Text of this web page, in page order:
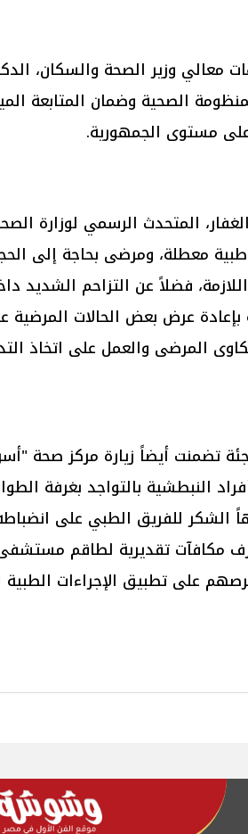
معالي وزير الصحة والسكان،
الصحية وضمان المتابعة
مستوى الجمهورية.
المتحدث الرسمي لوزارة
معطلة، ومرضى بحاجة إلى
فضلاً عن التزاحم الشديد
بإعادة عرض بعض الحالات المرضية
المرضى والعمل على اتخاذ
تضمنت أيضاً زيارة مركز صحة
النبطشية بالتواجد بغرفة
الشكر للفريق الطبي على
مكافآت تقديرية لطاقم
على تطبيق الإجراءات الطبية